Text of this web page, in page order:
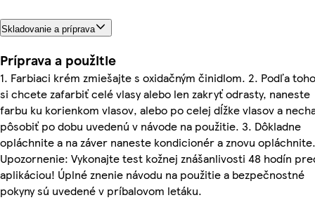
Skladovanie a príprava
Príprava a použitie
1. Farbiaci krém zmiešajte s oxidačným činidlom. 2. Podľa
si chcete zafarbiť celé vlasy alebo len zakryť odrasty, naneste
farbu ku korienkom vlasov, alebo po celej dĺžke vlasov a
pôsobiť po dobu uvedenú v návode na použitie. 3. Dôkladne
opláchnite a na záver naneste kondicionér a znovu opláchnite.
Upozornenie: Vykonajte test kožnej znášanlivosti 48 hodín
aplikáciou! Úplné znenie návodu na použitie a bezpečnostné
pokyny sú uvedené v príbalovom letáku.